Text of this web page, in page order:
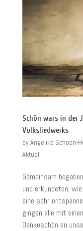
Schön wars in der
Volksliedwerks
byAngelika Schoen-
Aktuell
Gemeinsam
und erkundeten,
eine sehr
gingen alle mit
Dankeschön an